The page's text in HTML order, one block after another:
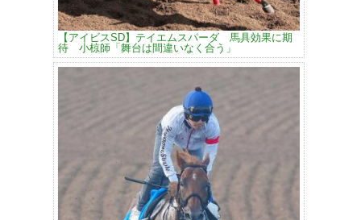
【アイビスSD】テイエムスパーダ 馬具効果に期
待 小椋師「舞台は間違いなく合う」